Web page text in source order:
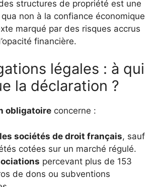
structures de propriété est une
non à la confiance économique
marqué par des risques accrus
financière.
légales : à qui
la déclaration ?
obligatoire concerne :
sociétés de droit français, sauf
cotées sur un marché régulé.
percevant plus de 153
de dons ou subventions